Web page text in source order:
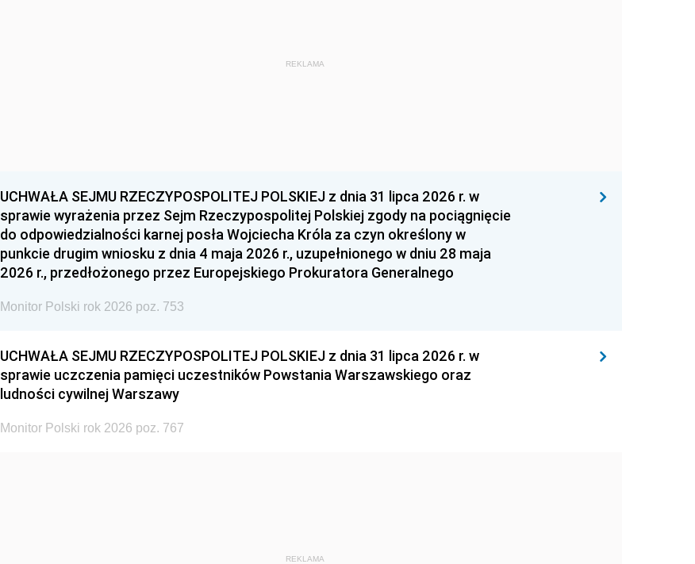
REKLAMA
UCHWAŁA SEJMU RZECZYPOSPOLITEJ POLSKIEJ z dnia 31 lipca 2026 r. w
sprawie wyrażenia przez Sejm Rzeczypospolitej Polskiej zgody na pociągnięcie
do odpowiedzialności karnej posła Wojciecha Króla za czyn określony w
punkcie drugim wniosku z dnia 4 maja 2026 r., uzupełnionego w dniu 28 maja
2026 r., przedłożonego przez Europejskiego Prokuratora Generalnego
Monitor Polski rok 2026 poz. 753
UCHWAŁA SEJMU RZECZYPOSPOLITEJ POLSKIEJ z dnia 31 lipca 2026 r. w
sprawie uczczenia pamięci uczestników Powstania Warszawskiego oraz
ludności cywilnej Warszawy
Monitor Polski rok 2026 poz. 767
REKLAMA